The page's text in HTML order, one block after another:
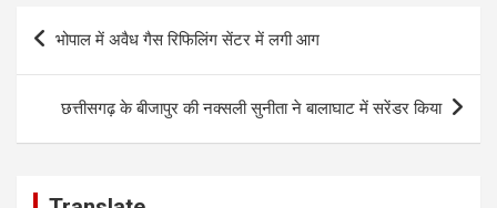
A
p
p
o
o
k
n
Post
भोपाल में अवैध गैस रिफिलिंग सेंटर में लगी आग
छत्तीसगढ़ के बीजापुर की नक्सली सुनीता ने बालाघाट में सरेंडर किया